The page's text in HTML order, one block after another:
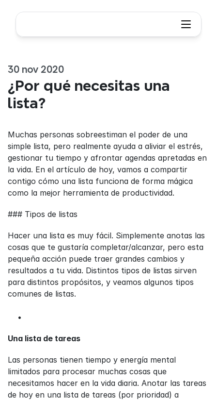
30 nov 2020
¿Por qué necesitas una
lista?
Muchas personas sobreestiman el poder de una
simple lista, pero realmente ayuda a aliviar el estrés,
gestionar tu tiempo y afrontar agendas apretadas en
la vida. En el artículo de hoy, vamos a compartir
contigo cómo una lista funciona de forma mágica
como la mejor herramienta de productividad.
### Tipos de listas
Hacer una lista es muy fácil. Simplemente anotas las
cosas que te gustaría completar/alcanzar, pero esta
pequeña acción puede traer grandes cambios y
resultados a tu vida. Distintos tipos de listas sirven
para distintos propósitos, y veamos algunos tipos
comunes de listas.
Una lista de tareas
Las personas tienen tiempo y energía mental
limitados para procesar muchas cosas que
necesitamos hacer en la vida diaria. Anotar las tareas
de hoy en una lista de tareas (por prioridad) a